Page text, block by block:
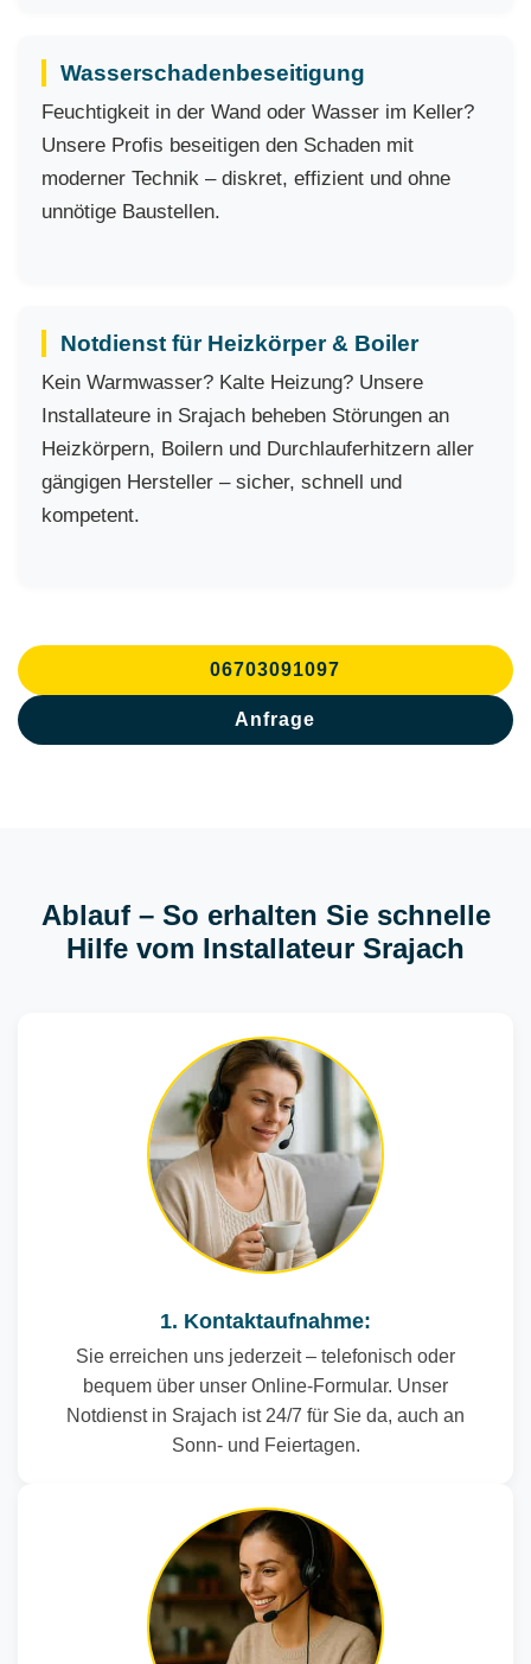
Wasserschadenbeseitigung
Feuchtigkeit in der Wand oder Wasser im Keller?
Unsere Profis beseitigen den Schaden mit
moderner Technik – diskret, effizient und ohne
unnötige Baustellen.
Notdienst für Heizkörper & Boiler
Kein Warmwasser? Kalte Heizung? Unsere
Installateure in Srajach beheben Störungen an
Heizkörpern, Boilern und Durchlauferhitzern aller
gängigen Hersteller – sicher, schnell und
kompetent.
06703091097
Anfrage
Ablauf – So erhalten Sie schnelle
Hilfe vom Installateur Srajach
1. Kontaktaufnahme:
Sie erreichen uns jederzeit – telefonisch oder
bequem über unser Online-Formular. Unser
Notdienst in Srajach ist 24/7 für Sie da, auch an
Sonn- und Feiertagen.